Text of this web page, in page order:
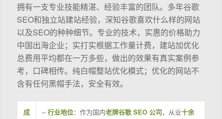
拥有一支专业技能精湛、经验丰富的团队。多年谷歌
SEO和独立站建站经验，深知谷歌喜欢什么样的网站
以及SEO的种种细节。专业的技术，实惠的价格助力
中国出海企业；实打实根据工作量计费，建站加优化
总费用平均都在一万多些，做出的效果有真实案例参
考，口碑相传。纯白帽整站优化模式；优化的网站不
含有任何黑帽手法，安全有效。
成
–行业地位：作为国内老牌谷歌 SEO 公司，从业十余